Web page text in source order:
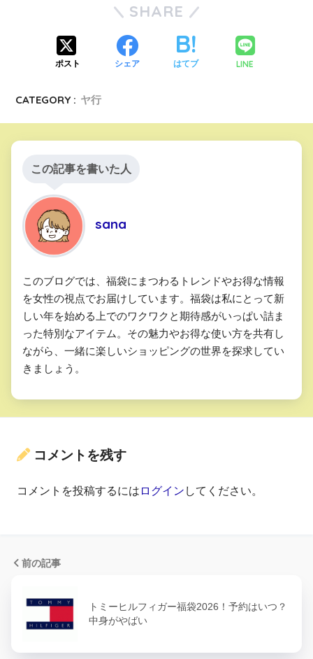
SHARE
ポスト シェア はてブ LINE
CATEGORY : ヤ行
この記事を書いた人
sana
このブログでは、福袋にまつわるトレンドやお得な情報
を女性の視点でお届けしています。福袋は私にとって新
しい年を始める上でのワクワクと期待感がいっぱい詰ま
った特別なアイテム。その魅力やお得な使い方を共有し
ながら、一緒に楽しいショッピングの世界を探求してい
きましょう。
コメントを残す
コメントを投稿するには ログイン してください。
前の記事
トミーヒルフィガー福袋2026！予約はいつ？
中身がやばい